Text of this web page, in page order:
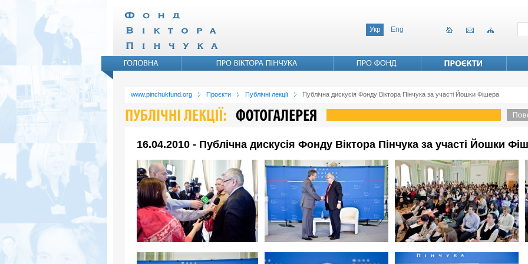
Укр Eng
www.pinchukfund.org Проєкти Публічні лекції Публічна дискусія Фонду Віктора Пінчука за участі Йошки Фішера
16.04.2010 - Публічна дискусія Фонду Віктора Пінчука за участі Йошки